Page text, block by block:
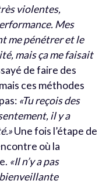
violentes,
Mes
me pénétrer et le
mais ça me faisait
de faire des
ces méthodes
«Tu reçois des
il y a
Une fois l’étape de
où la
«Il n’y a pas